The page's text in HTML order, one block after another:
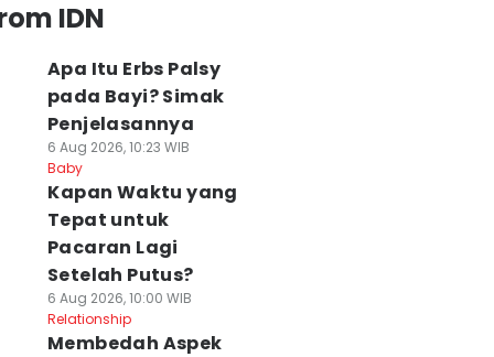
IDN
Apa Itu Erbs Palsy
pada Bayi? Simak
Penjelasannya
6 Aug 2026, 10:23 WIB
Baby
⁠Kapan Waktu yang
Tepat untuk
Pacaran Lagi
Setelah Putus?
6 Aug 2026, 10:00 WIB
Relationship
Membedah Aspek